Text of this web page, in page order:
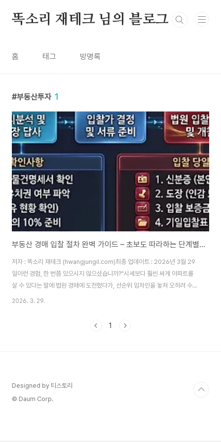
똑소리 재테크 님의 블로그
홈 태그 방명록
부동산투자 1
부동산 경매 입찰 절차 완벽 가이드 – 초보도 따라하는 단계별 주의사항
저자 : 똑소리 재테크 (hwangjungil.com)최종 업데이트 : 2026년 3월 29
일이런 경험, 한 번쯤 있으시지 않으셨습니까?"시세보다 훨씬 싸게 아파트를
살 수 있다는 말에 법원 경매에 도전했다가, 선순위 임차인을 놓쳐 오히려 수천
만 원을 더 물어줘야 했다." 부동산 경매는 준비 없이 뛰어들면 오히려 독이 됩
니다.부동산 경매란 무엇이며, 왜 지금 주목해야 합니까?부동산 경매는 채무자
2026. 3. 29.
1
Designed by 티스토리
© Daum Corp.